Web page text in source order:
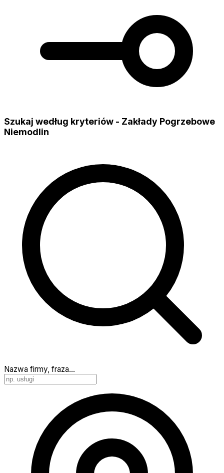
Szukaj według kryteriów - Zakłady Pogrzebowe
Niemodlin
Nazwa firmy, fraza…